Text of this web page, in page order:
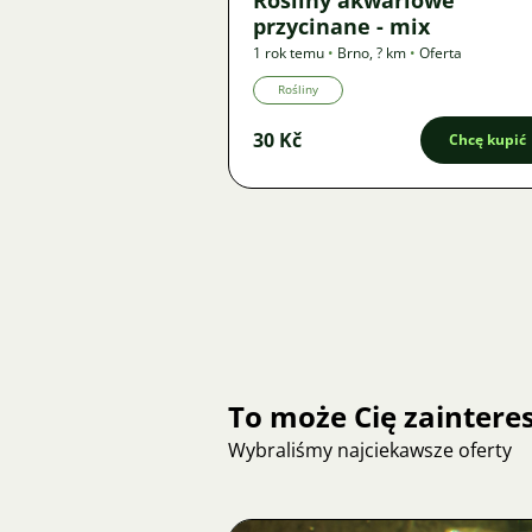
przycinane - mix
1 rok temu • Brno,? km • Oferta
Rośliny
30 Kč Chcę kupić
To może Cię
Wybraliśmy najciekawsze oferty